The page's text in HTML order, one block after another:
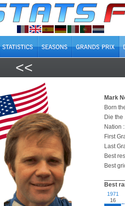
<<
Mark
Born
Die the
Nation :
First
Last
Best
Best
Best
1971
16